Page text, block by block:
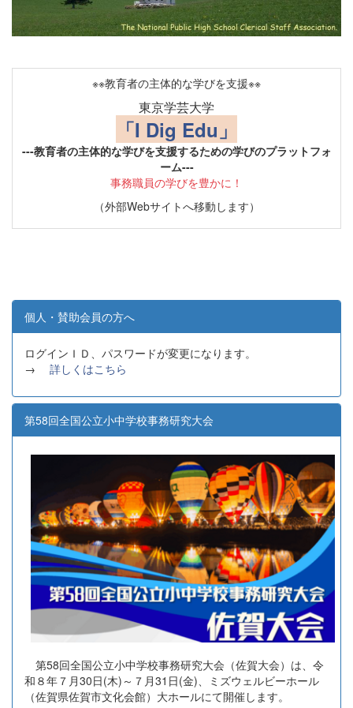
※※教育者の主体的な学びを支援※※
東京学芸大学
「I Dig Edu」
---教育者の主体的な学びを支援するための学びのプラットフォ
ーム---
事務職員の学びを豊かに！
（外部Webサイトへ移動します）
個人・賛助会員の方へ
ログインＩＤ、パスワードが変更になります。
→ 詳しくはこちら
第58回全国公立小中学校事務研究大会
第58回全国公立小中学校事務研究大会（佐賀大会）は、令
和８年７月30日(木)～７月31日(金)、ミズウェルビーホール
（佐賀県佐賀市文化会館）大ホールにて開催します。